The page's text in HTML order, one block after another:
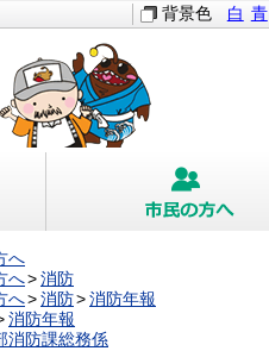
背景色 白 青
へ
へ
消防
へ 消防
消防年報
消防年報
消防課総務係